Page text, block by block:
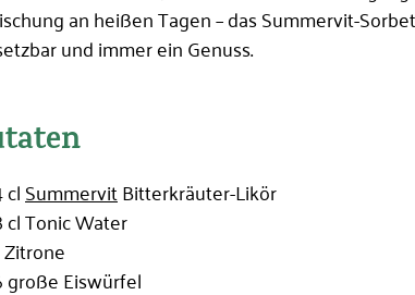
an heißen Tagen – das Summervit-
und immer ein Genuss.
clSummervitBitterkräuter-Likör
cl Tonic Water
Zitrone
große Eiswürfel